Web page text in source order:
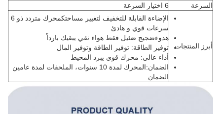
السرعة
أبرز المنتجات
الإضاءة القابلة للتخفيف لتغيير مساحتك
محرك متردد ذو 6
سرعات قوي و هادئ
هدوءضجيج ضئيل فقط هواء نقي يبقيك بارداً
توفير الطاقة: توفير الطاقة وتوفير المال
أداء عالي : محرك قوي يبرد المحيط
الضمان
:المحرك لمدة 10 سنوات، الملحقات لمدة عامين
الضمان.